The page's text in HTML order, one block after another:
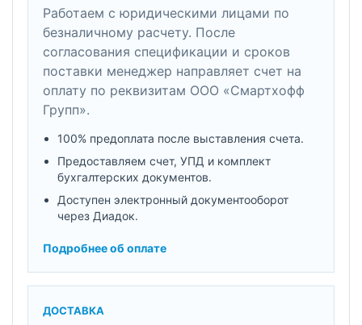
Работаем с юридическими лицами по
безналичному расчету. После
согласования спецификации и сроков
поставки менеджер направляет счет на
оплату по реквизитам ООО «Смартхофф
Групп».
100% предоплата после выставления счета.
Предоставляем счет, УПД и комплект
бухгалтерских документов.
Доступен электронный документооборот
через Диадок.
Подробнее об оплате
ДОСТАВКА